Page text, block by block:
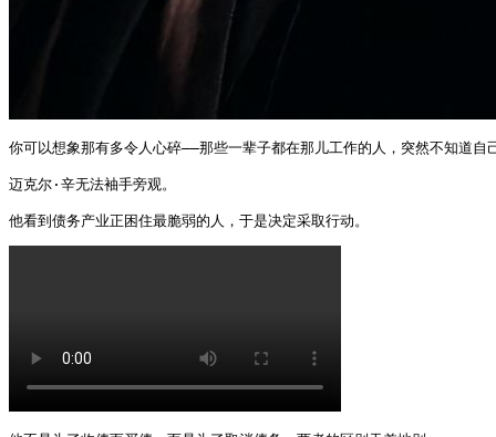
你可以想象那有多令人心碎——那些一辈子都在那儿工作的人，突然不知道自
迈克尔·辛无法袖手旁观。
他看到债务产业正困住最脆弱的人，于是决定采取行动。